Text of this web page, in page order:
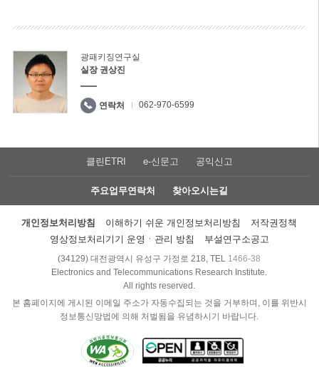
광패키징연구실
실장 권상진
연락처 062-970-6599
클린ETRI e-신문고 공익신고
주요업무연락처 찾아오시는길
개인정보처리방침 이해하기 쉬운 개인정보처리방침
저작권정책
영상정보처리기기 운영ㆍ관리 방침
부설연구소공고
(34129) 대전광역시 유성구 가정로 218, TEL 1466-38
Electronics and Telecommunications Research Institute.
All rights reserved.
본 홈페이지에 게시된 이메일 주소가 자동수집되는 것을 거부하며, 이를 위반시
정보통신망법에 의해 처벌됨을 유념하시기 바랍니다.